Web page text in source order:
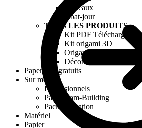
Tableaux
Abat-jour
TOUS LES PRODUITS
Kit PDF Téléchargeable
Kit origami 3D
Origami 3D à poser
Décoration murale 3D
Papercraft gratuits
Sur mesure
Professionnels
Pack Team-Building
Pack Éducation
Matériel
Papier